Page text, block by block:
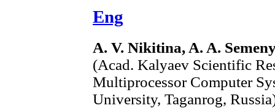
Eng
A. V. Nikitina, A. A.
(Acad. Kalyaev Scientific
Multiprocessor Computer
University, Taganrog,